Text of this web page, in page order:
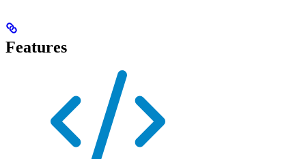
Features